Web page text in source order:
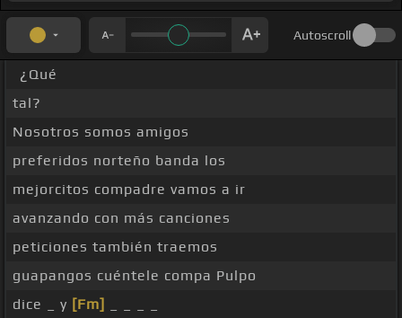
Autoscroll
¿Qué
tal?
Nosotros somos amigos
preferidos norteño banda los
mejorcitos compadre vamos a ir
avanzando con más canciones
peticiones también traemos
guapangos cuéntele compa Pulpo
dice _ y [Fm]